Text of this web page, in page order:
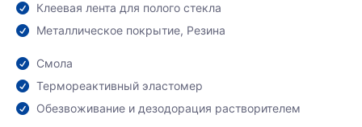
Клеевая лента для полого стекла
Металлическое покрытие, Резина
Смола
Термореактивный эластомер
Обезвоживание и дезодорация растворителем